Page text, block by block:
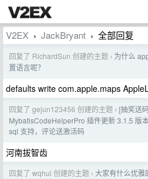
V2EX › JackBryant › 全部回复
回复了 RichardSun 创建的主题 › 为什么
置语言呢？
defaults write com.apple.maps
回复了 gejun123456 创建的主题 › [抽奖送
MybatisCodeHelperPro 插件更新 3.1.5 版
sql 支持，评论送激活码
河南拔智齿
回复了 wqhui 创建的主题 › 大家有什么优雅